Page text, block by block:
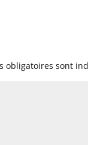
obligatoires sont